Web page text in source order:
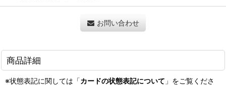
お問い合わせ
商品詳細
※状態表記に関しては「カードの状態表記について 」をご覧くださ